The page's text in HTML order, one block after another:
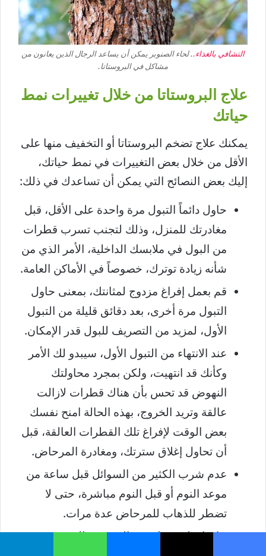
التشافي بالغذاء..لحاء الصنوبر يمكن أن يساعد الرجال الذين يعانون من
مشاكل في البروستاتا.
علاج البروستاتا من خلال تغييرات نمط
حياتك
يمكنك علاج تضخم البروستاتا أو التخفيف منها على
الأقل من خلال بعض التغييرات في نمط حياتك،
إليك بعض النصائح التي يمكن أن تساعدك في ذلك:
حاول دائماً التبول مرة واحدة على الأقل، قبل
مغادرتك للمنزل، وذلك لتجنب تسرب قطرات
من البول في ملابسك الداخلية، الأمر الذي من
شأنه زيادة توترك، خصوصاً في الأماكن العامة.
قم بعمل إفراغ مزدوج لمثانتك، بمعنى حاول
التبول مرة أخرى، بعد دقائق قليلة من التبول
الأول، لمزيد من التصريف للبول قدر الإمكان.
عند الانتهاء من التبول الأول، سيبدو لك الأمر
وكأنك قد انتهيت، ولكن بمجرد محاولتك
النهوض قد تحس بأن هناك قطرات لازالت
عالقة وتريد الخروج، بهذه الحالة امنح نفسك
بعض الوقت لإفراغ تلك القطرات العالقة، قبل
أن تحاول إغلاق سترتك، ومغادرة المرحاض.
عدم شرب الكثير من السوائل قبل ساعة من
موعد النوم أو قبل النوم مباشرة، حتى لا
تضطر للذهاب للمرحاض عدة مرات.
حافظ على وزنك عند المستوى الصحي قدر